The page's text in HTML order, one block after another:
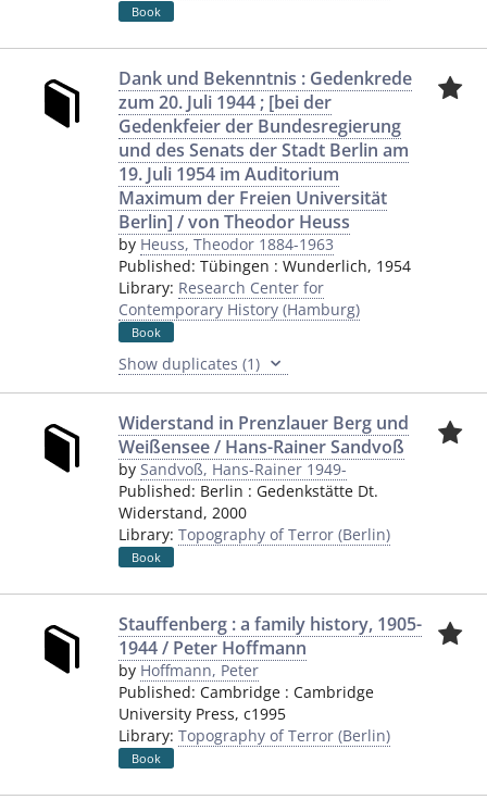
Book
Dank und Bekenntnis : Gedenkrede
zum 20. Juli 1944 ; [bei der
Gedenkfeier der Bundesregierung
und des Senats der Stadt Berlin am
19. Juli 1954 im Auditorium
Maximum der Freien Universität
Berlin] / von Theodor Heuss
by Heuss, Theodor 1884-1963
Published: Tübingen : Wunderlich, 1954
Library: Research Center for
Contemporary History (Hamburg)
Book
Show duplicates (1)
Widerstand in Prenzlauer Berg und
Weißensee / Hans-Rainer Sandvoß
by Sandvoß, Hans-Rainer 1949-
Published: Berlin : Gedenkstätte Dt.
Widerstand, 2000
Library: Topography of Terror (Berlin)
Book
Stauffenberg : a family history, 1905-
1944 / Peter Hoffmann
by Hoffmann, Peter
Published: Cambridge : Cambridge
University Press, c1995
Library: Topography of Terror (Berlin)
Book